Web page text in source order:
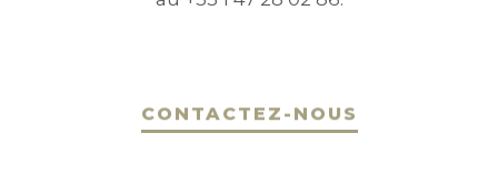
CONTACTEZ-NOUS